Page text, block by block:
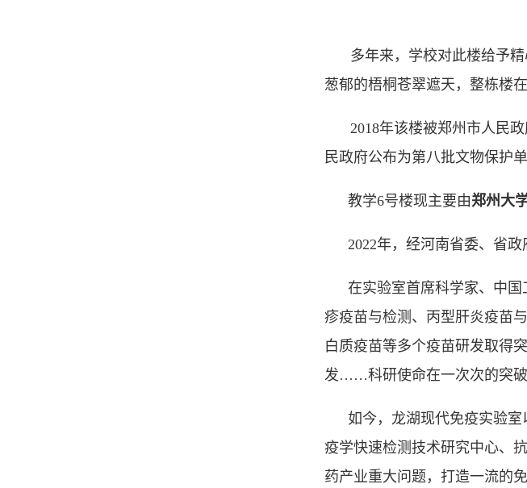
多年来，学校对此楼给予
葱郁的梧桐苍翠遮天，整栋楼
2018年该楼被郑州市人民
民政府公布为第八批文物保护单
教学6号楼现主要由郑州大
2022年，经河南省委、省
在实验室首席科学家、中
疹疫苗与检测、丙型肝炎疫苗
白质疫苗等多个疫苗研发取得
发……科研使命在一次次的突破
如今，龙湖现代免疫实验
疫学快速检测技术研究中心、
药产业重大问题，打造一流的